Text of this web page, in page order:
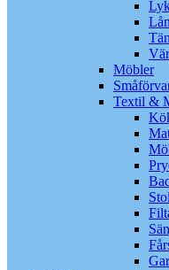
Möbler
Textil &